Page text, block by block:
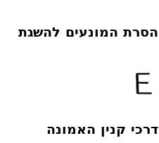
בלבבי-ב 023 הסרת המונעים להשגת
בלבבי-ב 024 דרכי קנין האמונה